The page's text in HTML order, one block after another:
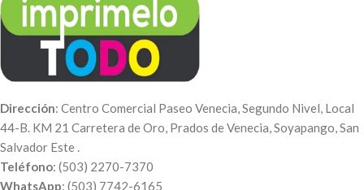
Dirección: Centro Comercial Paseo Venecia, Segundo Nivel, Local
44-B. KM 21 Carretera de Oro, Prados de Venecia, Soyapango, San
Salvador Este .
Teléfono: (503) 2270-7370
WhatsApp: (503) 7742-6165